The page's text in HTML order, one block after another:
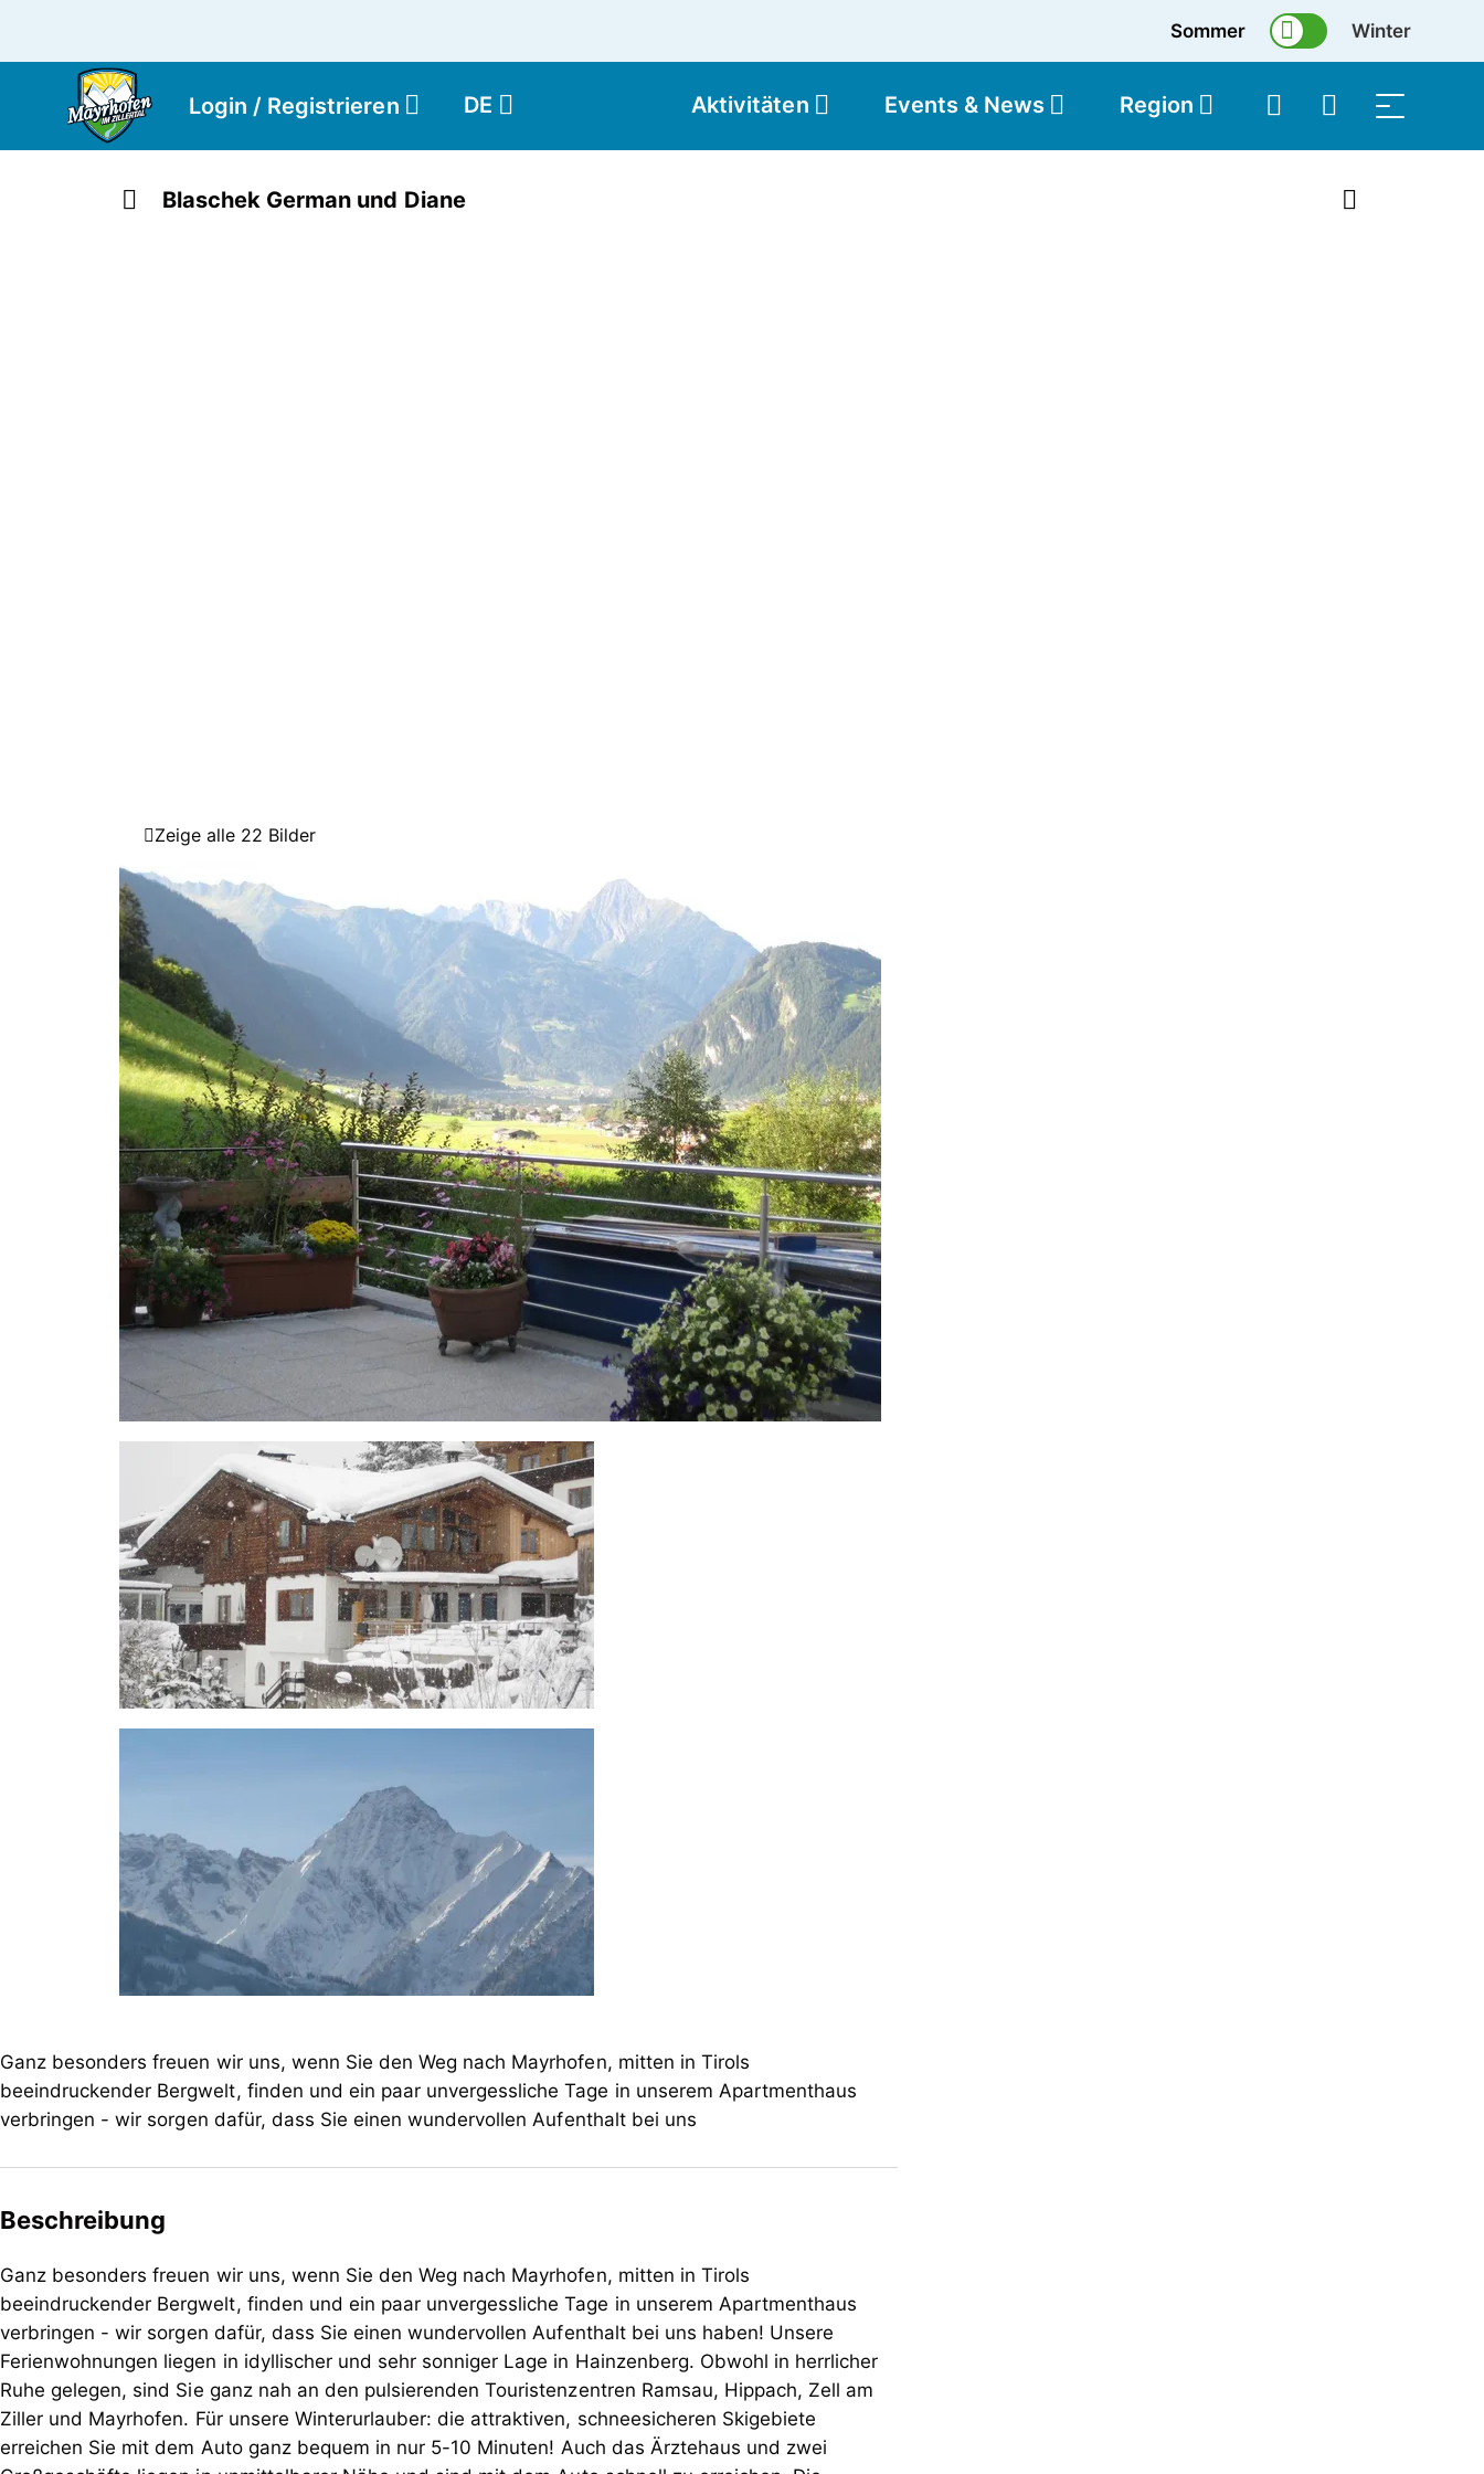
Sommer Winter
Login / Registrieren DE Aktivitäten Events & News Region
Blaschek German und Diane
Zeige alle 22 Bilder
Ganz besonders freuen wir uns, wenn Sie den Weg nach Mayrhofen, mitten in Tirols
beeindruckender Bergwelt, finden und ein paar unvergessliche Tage in unserem Apartmenthaus
verbringen - wir sorgen dafür, dass Sie einen wundervollen Aufenthalt bei uns
Beschreibung
Ganz besonders freuen wir uns, wenn Sie den Weg nach Mayrhofen, mitten in Tirols
beeindruckender Bergwelt, finden und ein paar unvergessliche Tage in unserem Apartmenthaus
verbringen - wir sorgen dafür, dass Sie einen wundervollen Aufenthalt bei uns haben! Unsere
Ferienwohnungen liegen in idyllischer und sehr sonniger Lage in Hainzenberg. Obwohl in herrlicher
Ruhe gelegen, sind Sie ganz nah an den pulsierenden Touristenzentren Ramsau, Hippach, Zell am
Ziller und Mayrhofen. Für unsere Winterurlauber: die attraktiven, schneesicheren Skigebiete
erreichen Sie mit dem Auto ganz bequem in nur 5-10 Minuten! Auch das Ärztehaus und zwei